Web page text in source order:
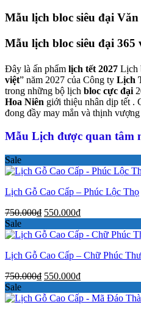
Mẫu lịch bloc siêu đại
Mẫu lịch bloc siêu đại 365
Đây là ấn phẩm lịch tết 2027 Lịch
việt” năm 2027 của Công ty Lịch
trong những bộ lịch bloc cực đại
Hoa Niên giới thiệu nhân dịp tết .
đong đầy may mắn và thịnh
Mẫu Lịch được quan tâm
Sale
Lịch Gỗ Cao Cấp – Phúc Lộc Thọ
750.000₫ Giá
là:
550.000₫Giá
tại
550.000₫.
Sale
Lịch Gỗ Cao Cấp – Chữ Phúc
750.000₫ Giá
là:
550.000₫Giá
tại
Sale